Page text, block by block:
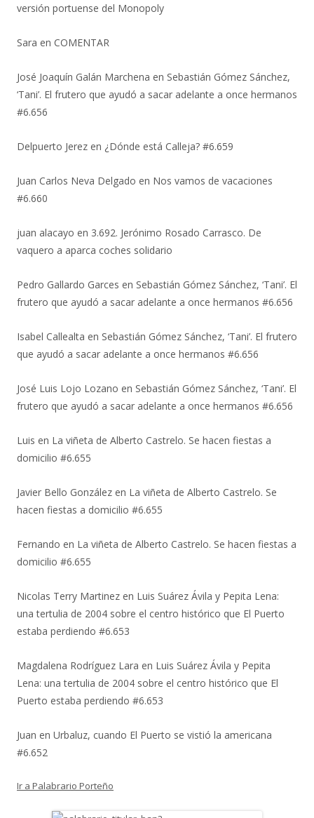
versión portuense del Monopoly
Sara en COMENTAR
José Joaquín Galán Marchena en Sebastián Gómez Sánchez,
‘Tani’. El frutero que ayudó a sacar adelante a once hermanos
#6.656
Delpuerto Jerez en ¿Dónde está Calleja? #6.659
Juan Carlos Neva Delgado en Nos vamos de vacaciones
#6.660
juan alacayo en 3.692. Jerónimo Rosado Carrasco. De
vaquero a aparca coches solidario
Pedro Gallardo Garces en Sebastián Gómez Sánchez, ‘Tani’. El
frutero que ayudó a sacar adelante a once hermanos #6.656
Isabel Callealta en Sebastián Gómez Sánchez, ‘Tani’. El frutero
que ayudó a sacar adelante a once hermanos #6.656
José Luis Lojo Lozano en Sebastián Gómez Sánchez, ‘Tani’. El
frutero que ayudó a sacar adelante a once hermanos #6.656
Luis en La viñeta de Alberto Castrelo. Se hacen fiestas a
domicilio #6.655
Javier Bello González en La viñeta de Alberto Castrelo. Se
hacen fiestas a domicilio #6.655
Fernando en La viñeta de Alberto Castrelo. Se hacen fiestas a
domicilio #6.655
Nicolas Terry Martinez en Luis Suárez Ávila y Pepita Lena:
una tertulia de 2004 sobre el centro histórico que El Puerto
estaba perdiendo #6.653
Magdalena Rodríguez Lara en Luis Suárez Ávila y Pepita
Lena: una tertulia de 2004 sobre el centro histórico que El
Puerto estaba perdiendo #6.653
Juan en Urbaluz, cuando El Puerto se vistió la americana
#6.652
Ir a Palabrario Porteño